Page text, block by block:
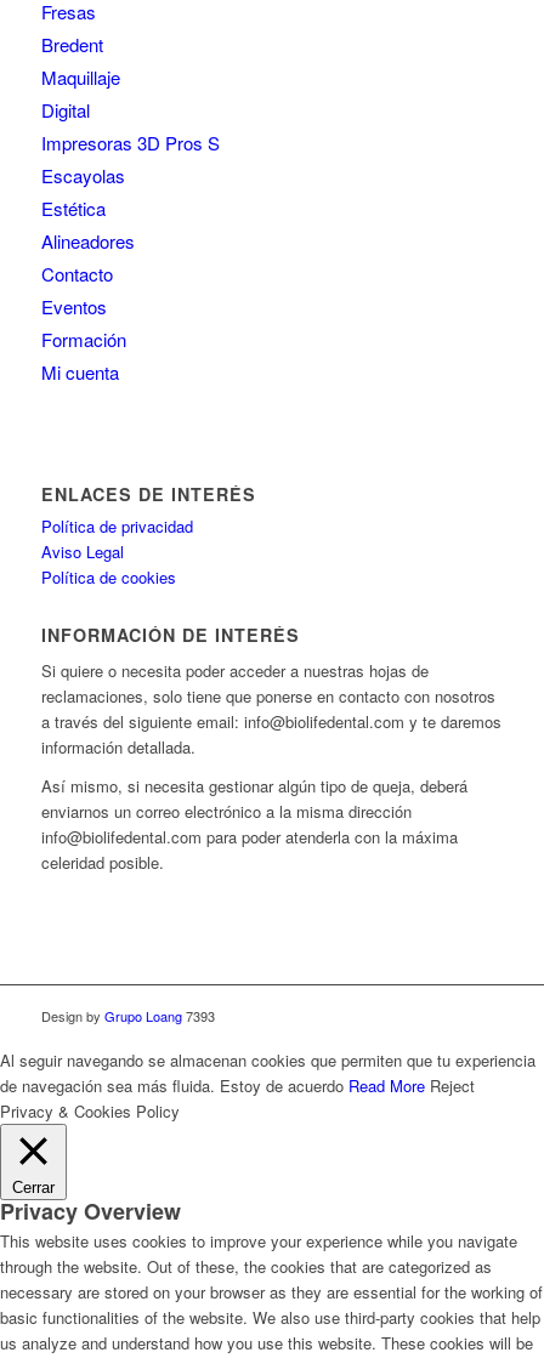
Fresas
Bredent
Maquillaje
Digital
Impresoras 3D Pros S
Escayolas
Estética
Alineadores
Contacto
Eventos
Formación
Mi cuenta
ENLACES DE INTERÉS
Política de privacidad
Aviso Legal
Política de cookies
INFORMACIÓN DE INTERÉS
Si quiere o necesita poder acceder a nuestras hojas de
reclamaciones, solo tiene que ponerse en contacto con nosotros
a través del siguiente email: info@biolifedental.com y te daremos
información detallada.
Así mismo, si necesita gestionar algún tipo de queja, deberá
enviarnos un correo electrónico a la misma dirección
info@biolifedental.com para poder atenderla con la máxima
celeridad posible.
Design by Grupo Loang7393
Al seguir navegando se almacenan cookies que permiten que tu experiencia
de navegación sea más fluida. Estoy de acuerdo Read More Reject
Privacy & Cookies Policy
Cerrar
Privacy Overview
This website uses cookies to improve your experience while you navigate
through the website. Out of these, the cookies that are categorized as
necessary are stored on your browser as they are essential for the working of
basic functionalities of the website. We also use third-party cookies that help
us analyze and understand how you use this website. These cookies will be